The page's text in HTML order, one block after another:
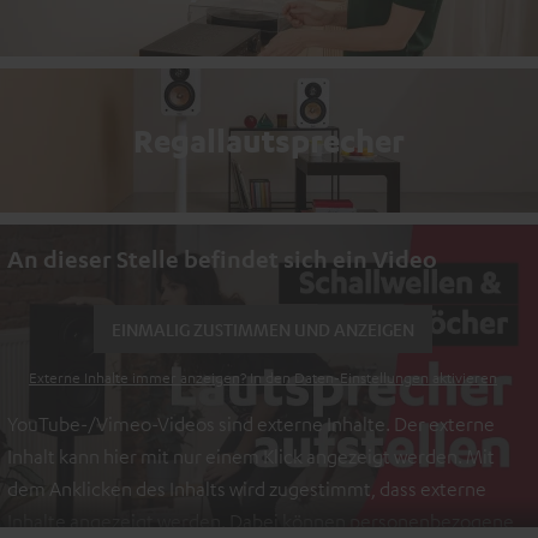
Regallautsprecher
An dieser Stelle befindet sich ein Video
Externe Inhalte immer anzeigen? In den Daten‑Einstellungen aktivieren
YouTube-/Vimeo-Videos sind externe Inhalte. Der externe
Inhalt kann hier mit nur einem Klick angezeigt werden. Mit
dem Anklicken des Inhalts wird zugestimmt, dass externe
Inhalte angezeigt werden. Dabei können personenbezogene